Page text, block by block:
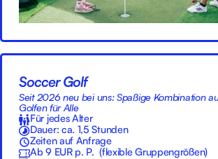
Soccer Golf
Seit 2026 neu bei uns: Spaßige Kombination
Golfen für Alle
Für jedes Alter
Dauer: ca. 1,5 Stunden
Zeiten auf Anfrage
Ab 9 EUR p. P. (flexible Gruppengrößen)